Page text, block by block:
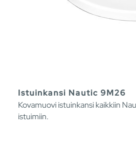
Istuinkansi Nautic 9M26
Kovamuovi istuinkansi kaikkiin
istuimiin.